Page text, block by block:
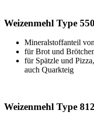
Weizenmehl Type 550
Mineralstoffanteil
für Brot und
für Spätzle und
auch Quarkteig
Weizenmehl Type 812